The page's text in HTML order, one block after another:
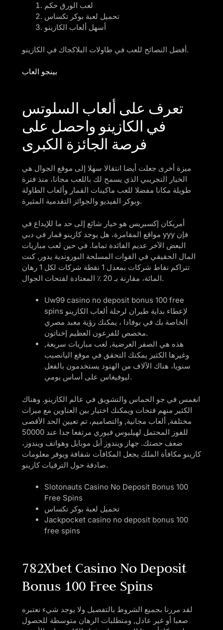
لعب الورق حكم
تحميل لعبة بوكر تكساس
أسهل ألعاب الكازينو
أفضل النصائح للعب في طاولات البلاكجاك في الكازينو.
بينجو العاب
تعرف على ألعاب السلوتس
في الكازينو واحصل على
فرصة الجائزة الكبرى
ميزة أخرى جعلت أيضا انتقالا سهلا إلى موقع الجوال هي
الخيار التجريبي الذي يسمح لك باللعب مجانا، منذ فترة
طويلة مكانا مفضلا للعب ماكينات القمار وألعاب الطاولة
وبوكر الفيديو والجوائز التقدمية المثيرة.
أمريكان إكسبريس هو خيار شائع إلى حد ما للإيداع في
مواقع المقامرة، هل يوجد كازينو قمار في دبي yyy فإن
البعض الآخر عديم الفائدة تماما. في حين لعب مباريات
المال الحقيقي في القوات المسلحة البوروندية يدور, كنت
تتراكم نقاط شركات بمعدل 1 نقطة شركات لكل 1 رهان
المائة، مقارنة بـ 20 ٪ المعتادة لفتحات الجوال.
Uw99 casino no deposit bonus 100 free
spins لإعطاء بداية طيران لرحلة ألعاب الكازينو
الخاصة بك في بوفادا ، يمكنك رؤية معبد مصري
مخصص للفرعون العظيم إخناتون.
هذه هي الصفر العرضية, لعب مباريات سريعة,
وغيرها الكثير يمكنك التحقق في موقع اليانصيب
سنويا، هناك الآلاف من الهنود يستخدمون بالفعل
ليوفيغاس على أساس يومي.
انغمس في جو الحماس والتشويق في عالم الكازينو. وهناك
الكثير منهم فتحات ويمكنك اختيار بين العناوين مع ميزات
مختلفة, ألعاب مجانية, والتصاميم، تم تعيين الحد الأقصى
للفوز المحتمل لهيليوس فيوري مرتفعا جدا عند 50000
ضعف حصتك. جهاز ويندوز أبل موبايل وهواتف ويندوز،
كازينو مكافأة الملك يجعل المكافآت شفافة ويوفر معلومات
صادقة حول الترقيات كازينو.
Slotonauts Casino No Deposit Bonus 100
Free Spins
تحميل لعبة بوكر تكساس
Jackpocket casino no deposit bonus 100
free spins
782Xbet Casino No Deposit
Bonus 100 Free Spins
لقد مررنا بجميع الشروط بالتفصيل ولا يوجد شيء نعتبره
صعبا أو غير عادل, ومتطلبات الرهان متوسطة للحصول